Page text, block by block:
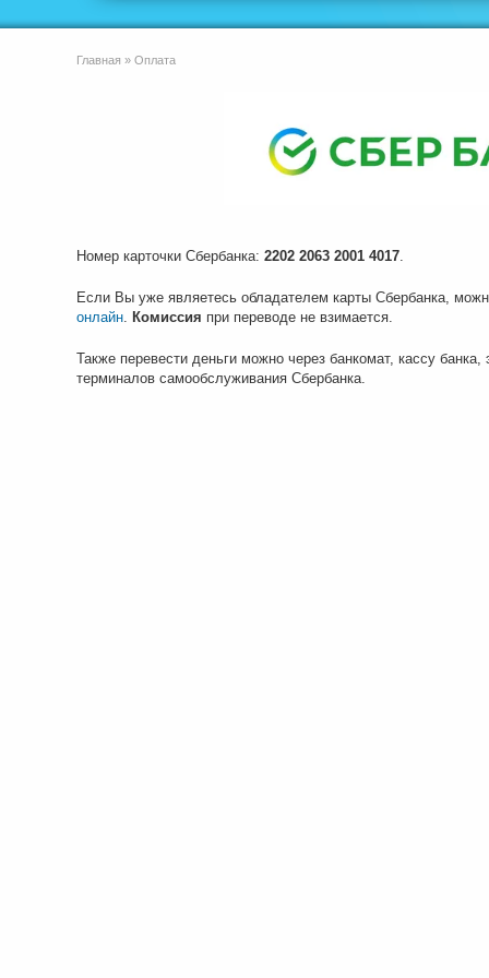
Главная » Оплата
Номер карточки Сбербанка: 2202 2063 2001 4017.
Если Вы уже являетесь обладателем карты Сбербанка,
онлайн. Комиссия при переводе не взимается.
Также перевести деньги можно через банкомат, кассу
терминалов самообслуживания Сбербанка.